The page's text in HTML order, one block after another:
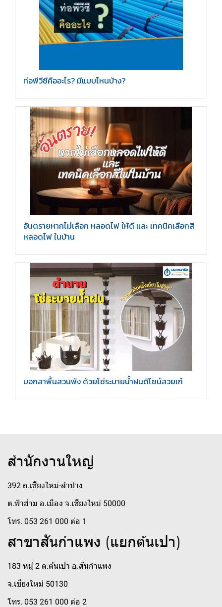
ท่อพีวีซีคืออะไร? มีแบบไหนบ้าง?
อันตรายหากไม่เลือก หลอดไฟ ให้ดี และ เทคนิคเลือกสี
หลอดไฟ ในบ้าน
บอกลาพื้นสวนพัง ด้วยโซ่ระบายน้ำฝนดีไซน์สวยเก๋
สำนักงานใหญ่
392 ถ.เชียงใหม่-ลำปาง
ต.ฟ้าฮ่าม อ.เมือง จ.เชียงใหม่ 50000
โทร. 053 261 000 ต่อ 1
สาขาสันกำแพง (แยกต้นเปา)
183 หมู่ 2 ต.ต้นเปา อ.สันกำแพง
จ.เชียงใหม่ 50130
โทร. 053 261 000 ต่อ 2